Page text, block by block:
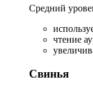
Средний
чтение
Свинья